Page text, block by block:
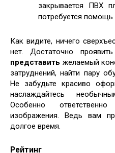
закрывается ПВХ
потребуется помощь
Как видите, ничего
нет. Достаточно
представить желаемый
затруднений, найти пару
Не забудьте красиво
наслаждайтесь
Особенно
изображения. Ведь вам
долгое время.
Рейтинг